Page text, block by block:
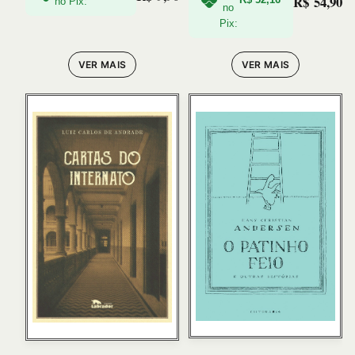
VER MAIS
no
Pix:
VER MAIS